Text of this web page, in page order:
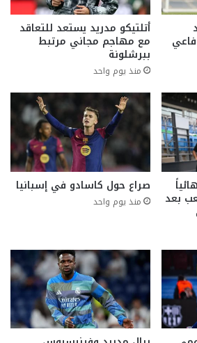
أتلتيكو مدريد يستعد للتعاقد
مع مهاجم مجاني مرتبط
ببرشلونة
منذ يوم واحد
بعد
صراع حول كاسادو في إسبانيا
منذ يوم واحد